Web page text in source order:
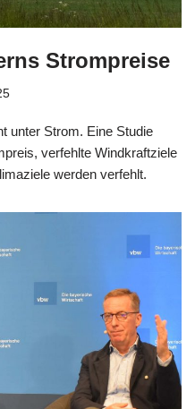
Strompreise
unter Strom. Eine Studie
verfehlte Windkraftziele
werden verfehlt.